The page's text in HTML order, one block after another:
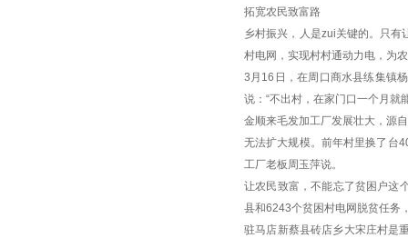
拓宽农民致富路
乡村振兴，人是zui关键的。只
村电网，实现村村通动力电，为
3月16日，在周口商水县练集镇
说：“不出村，在家门口一个月就
金顺来毛发加工厂发展壮大，源
无法扩大规模。前年村里换了台
工厂老板周玉萍说。
让农民致富，不能忘了贫困户这
县和6243个贫困村电网脱贫任务
驻马店新蔡县砖店乡大宋庄村是